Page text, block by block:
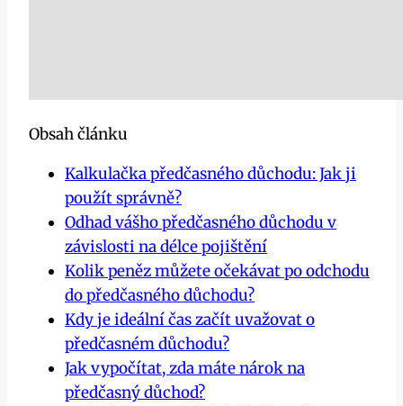
Obsah článku
Kalkulačka předčasného důchodu: Jak ji
použít správně?
Odhad vášho předčasného důchodu v
závislosti na délce pojištění
Kolik peněz můžete očekávat po odchodu
do předčasného důchodu?
Kdy je ideální čas začít uvažovat o
předčasném důchodu?
Jak vypočítat, zda máte nárok na
předčasný důchod?